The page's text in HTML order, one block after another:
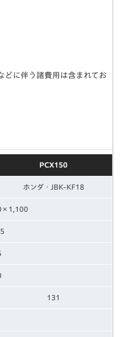
どに伴う諸費用は含まれてお
PCX150
ホンダ・JBK-KF18
131